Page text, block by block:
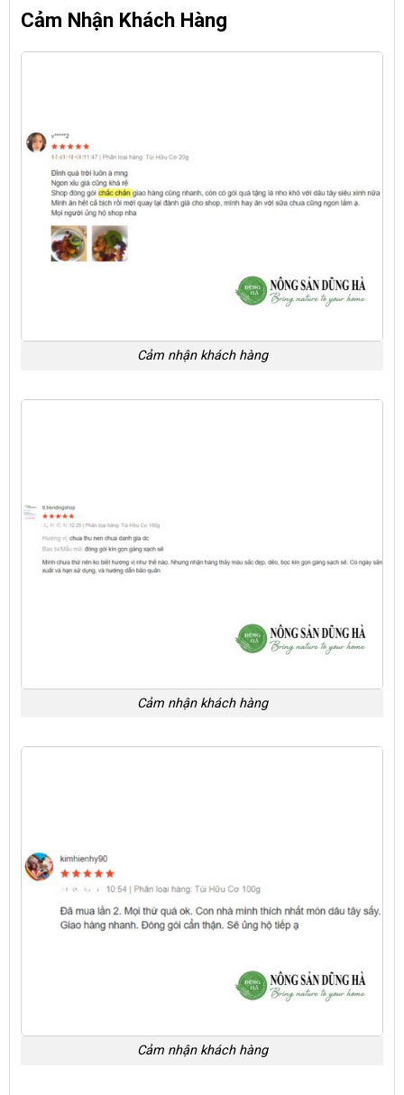
Cảm Nhận Khách Hàng
Cảm nhận khách hàng
Cảm nhận khách hàng
Cảm nhận khách hàng